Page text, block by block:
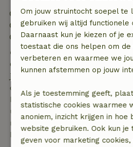
Inchecken: 15:00- 22:00
Uitchecken: 07:00- 11:00
Contactloos verblijf mogelijk
Gratis annuleren binnen 7
Gratis annuleren binnen 7 dagen
je boeking, bij een
dagen voor aanvang. Bij een
binnen 28 dagen geldt gratis
uur. Bij annulering binnen
recht op volledige terugbetaling
boekingsbedrag.
Om jouw struintocht soepel te
gebruiken wij altijd functionele
Daarnaast kun je kiezen of je
toestaat die ons helpen om
verbeteren en waarmee we
kunnen afstemmen op jouw
Als je toestemming geeft,
statistische cookies waarmee
anoniem, inzicht krijgen in hoe
website gebruiken. Ook kun je
geven voor marketing cookies,